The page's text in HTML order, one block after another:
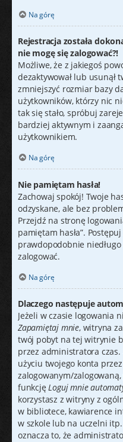
Na górę
Rejestracja została
nie mogę się zalogować?!
Możliwe, że z jakiegoś
dezaktywował lub usunął
zmniejszyć rozmiar bazy
użytkowników, którzy nic
tak się stało, spróbuj
bardziej aktywnym i
użytkownikiem.
Na górę
Nie pamiętam hasła!
Zachowaj spokój! Twoje
odzyskane, ale bez
Przejdź na stronę
pamiętam hasła”.
prawdopodobnie
zalogować.
Na górę
Dlaczego następuje
Jeżeli w czasie logowania
Zapamiętaj mnie, witryna
twój pobyt na tej witrynie
przez administratora
użyciu twojego konta
zalogowanym/
funkcjęLoguj mnie
korzystasz z witryny z
w bibliotece, kawiarence
w szkole lub na uczelni
oznacza to, że